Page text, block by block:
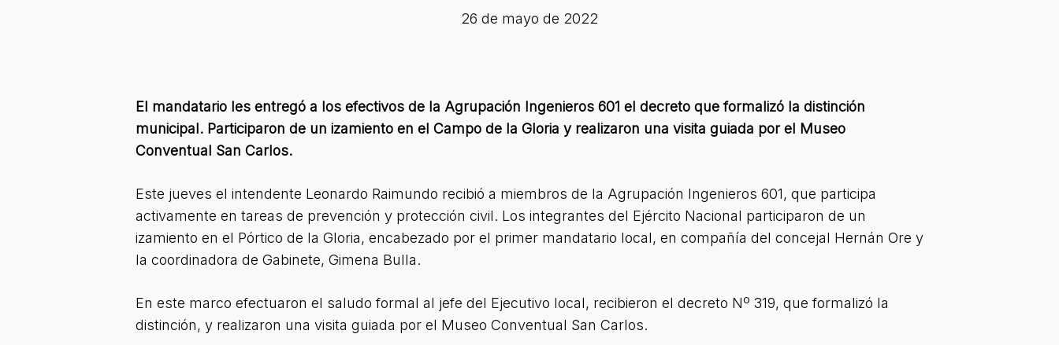
26 de mayo de 2022
El mandatario les entregó a los efectivos de la Agrupación Ingenieros 601 el decreto que formalizó la distinción
municipal. Participaron de un izamiento en el Campo de la Gloria y realizaron una visita guiada por el Museo
Conventual San Carlos.
Este jueves el intendente Leonardo Raimundo recibió a miembros de la Agrupación Ingenieros 601, que participa
activamente en tareas de prevención y protección civil. Los integrantes del Ejército Nacional participaron de un
izamiento en el Pórtico de la Gloria, encabezado por el primer mandatario local, en compañía del concejal Hernán Ore y
la coordinadora de Gabinete, Gimena Bulla.
En este marco efectuaron el saludo formal al jefe del Ejecutivo local, recibieron el decreto Nº 319, que formalizó la
distinción, y realizaron una visita guiada por el Museo Conventual San Carlos.